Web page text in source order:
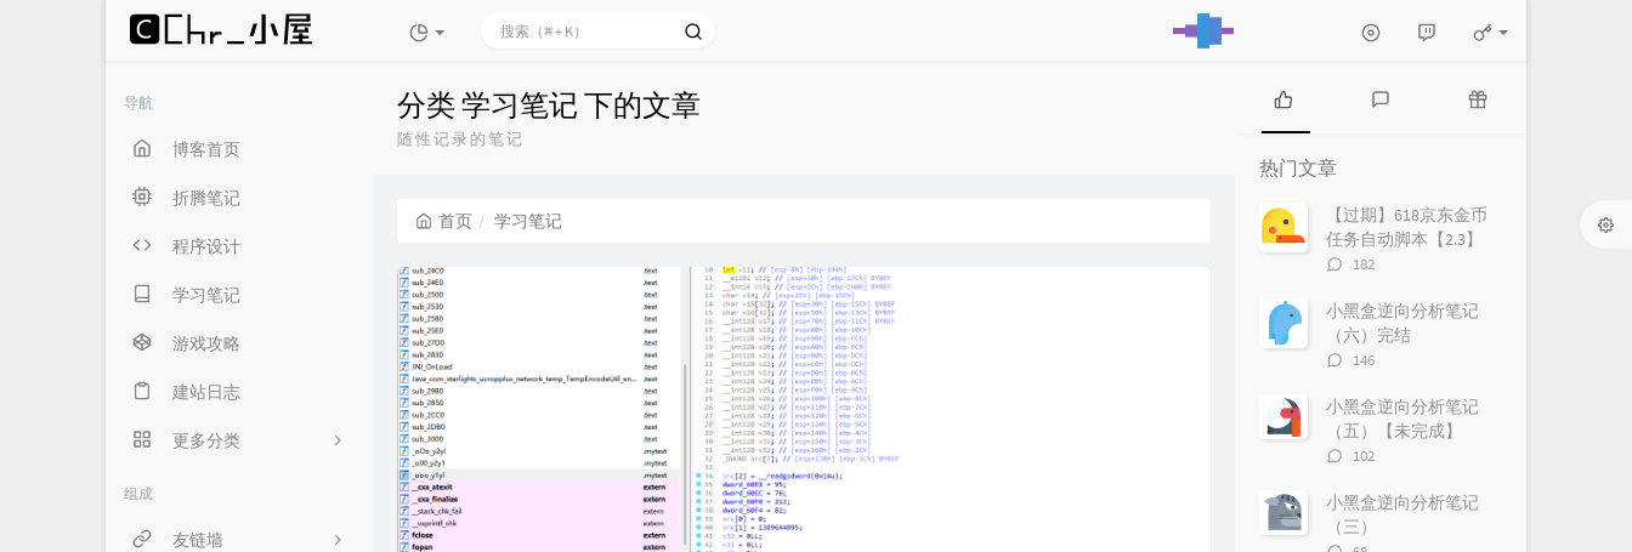
导航
博客首页
折腾笔记
程序设计
学习笔记
游戏攻略
建站日志
更多分类
言俞专用
组成
友链墙
分类 学习笔记 下的文章
随性记录的笔记
首页 学习笔记
热
门
文
章
论
章
热门文章
【过期】618京东金币
任务自动脚本【2.3】
评
数：
182
小黑盒逆向分析笔记
（六）完结
评
数：
146
小黑盒逆向分析笔记
（五）【未完成】
评
数：
102
小黑盒逆向分析笔记
（三）
评